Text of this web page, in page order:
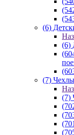
(6)
(6)
(7)
(7)